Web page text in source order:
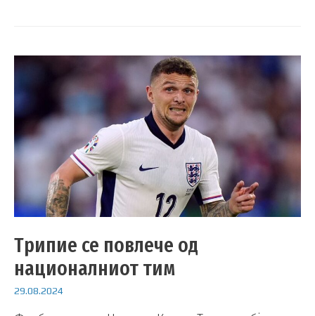
Трипие се повлече од
националниот тим
29.08.2024